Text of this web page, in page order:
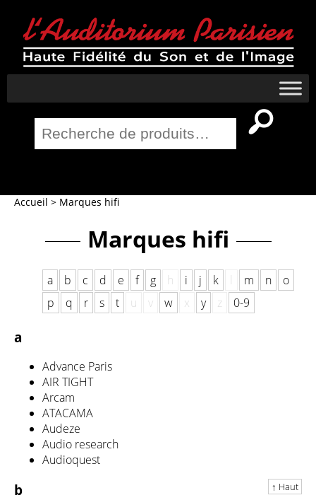
pour :
Accueil > Marques hifi
Marques hifi
a b c d e f g h i j k m n
o
p
q r s t u v w x y z 0-9
a
Advance Paris
AIR TIGHT
Arcam
ATACAMA
Audeze
Audio research
Audioquest
↑ Haut
b